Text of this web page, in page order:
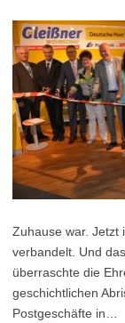
Zuhause war. Jetzt
verbandelt. Und
überraschte die
geschichtlichen
Postgeschäfte in…